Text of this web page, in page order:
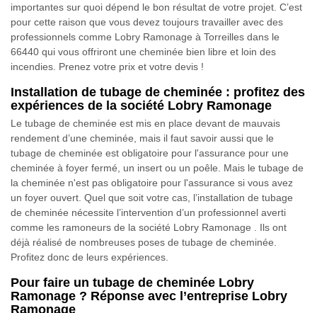
importantes sur quoi dépend le bon résultat de votre projet. C’est
pour cette raison que vous devez toujours travailler avec des
professionnels comme Lobry Ramonage à Torreilles dans le
66440 qui vous offriront une cheminée bien libre et loin des
incendies. Prenez votre prix et votre devis !
Installation de tubage de cheminée : profitez des
expériences de la société Lobry Ramonage
Le tubage de cheminée est mis en place devant de mauvais
rendement d’une cheminée, mais il faut savoir aussi que le
tubage de cheminée est obligatoire pour l'assurance pour une
cheminée à foyer fermé, un insert ou un poêle. Mais le tubage de
la cheminée n'est pas obligatoire pour l'assurance si vous avez
un foyer ouvert. Quel que soit votre cas, l’installation de tubage
de cheminée nécessite l’intervention d’un professionnel averti
comme les ramoneurs de la société Lobry Ramonage . Ils ont
déjà réalisé de nombreuses poses de tubage de cheminée.
Profitez donc de leurs expériences.
Pour faire un tubage de cheminée Lobry
Ramonage ? Réponse avec l’entreprise Lobry
Ramonage